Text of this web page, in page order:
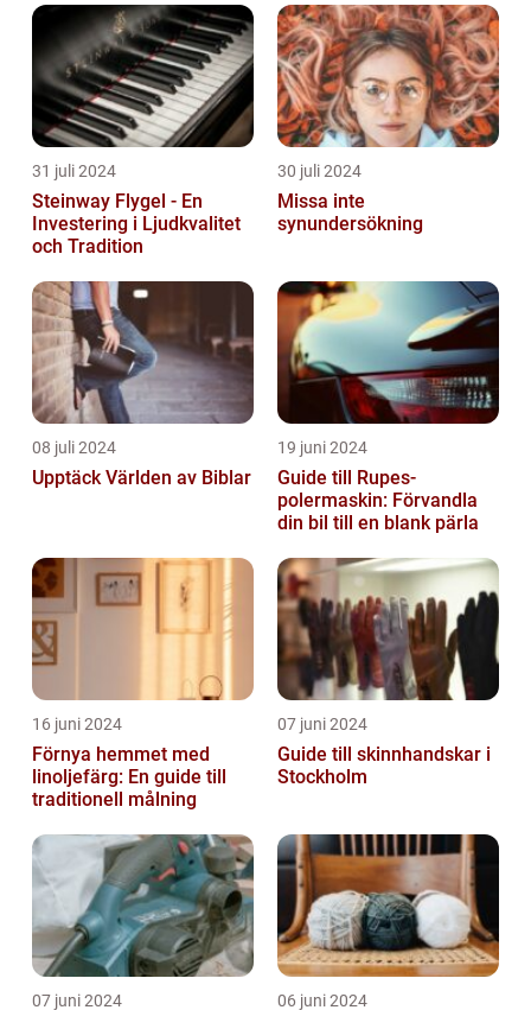
31 juli 2024
Steinway Flygel - En
Investering i Ljudkvalitet
och Tradition
30 juli 2024
Missa inte
synundersökning
08 juli 2024
Upptäck Världen av Biblar
19 juni 2024
Guide till Rupes-
polermaskin: Förvandla
din bil till en blank pärla
16 juni 2024
Förnya hemmet med
linoljefärg: En guide till
traditionell målning
07 juni 2024
Guide till skinnhandskar i
Stockholm
07 juni 2024 06 juni 2024